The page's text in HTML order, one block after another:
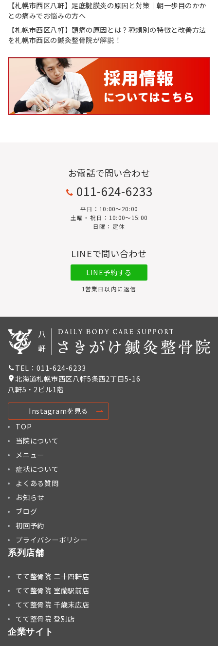
【札幌市西区八軒】足底腱膜炎の原因と対策｜朝一歩目のかか
との痛みでお悩みの方へ
【札幌市西区八軒】頭痛の原因とは？種類別の特徴と改善方法
を札幌市西区の鍼灸整骨院が解説！
お電話で問い合わせ
011-624-6233
平日：10:00〜20:00
土曜・祝日：10:00～15:00
日曜：定休
LINEで問い合わせ
LINE予約する
1営業日以内に返信
TEL：011-624-6233
北海道札幌市西区八軒5条西2丁目5-16
八軒5・2ビル1階
Instagramを見る
TOP
当院について
メニュー
症状について
よくある質問
お知らせ
ブログ
初回予約
プライバシーポリシー
系列店舗
てて整骨院 二十四軒店
てて整骨院 室蘭駅前店
てて整骨院 千歳末広店
てて整骨院 登別店
企業サイト